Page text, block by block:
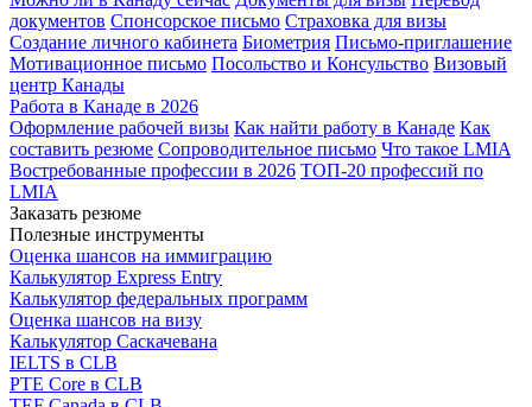
документов Спонсорское письмо Страховка для визы
Создание личного кабинета Биометрия Письмо-приглашение
Мотивационное письмо Посольство и Консульство Визовый
центр Канады
Работа в Канаде в 2026
Оформление рабочей визы Как найти работу в Канаде Как
составить резюме Сопроводительное письмо Что такое LMIA
Востребованные профессии в 2026 ТОП-20 профессий по
LMIA
Заказать резюме
Полезные инструменты
Оценка шансов на иммиграцию
Калькулятор Express Entry
Калькулятор федеральных программ
Оценка шансов на визу
Калькулятор Саскачевана
IELTS в CLB
PTE Core в CLB